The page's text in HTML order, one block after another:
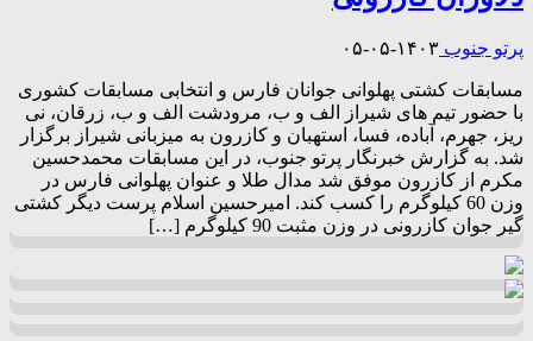
پرتو جنوب ۱۴۰۳-۰۵-۰۵
مسابقات کشتی پهلوانی جوانان فارس و انتخابی مسابقات کشوری
با حضور تیم های شیراز الف و ب، مرودشت الف و ب، زرقان، نی
ریز، جهرم، آباده، فسا، استهبان و کازرون به میزبانی شیراز برگزار
شد‌. به گزارش خبرنگار پرتو جنوب، در این مسابقات محمدحسین
مکرم از کازرون موفق شد مدال طلا و عنوان پهلوانی فارس در
وزن 60 کیلوگرم را کسب کند. امیرحسین اسلام پرست دیگر کشتی
گیر جوان کازرونی در وزن مثبت 90 کیلوگرم […]